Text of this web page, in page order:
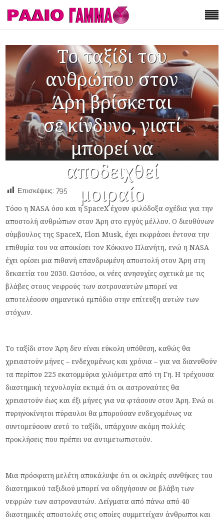
Το ταξίδι του
ανθρώπου στον
Άρη βρίσκεται
σε κίνδυνο, γιατί
μπορεί να
αποδειχθεί
μοιραίο
Επισκέψεις: 795
Τόσο η NASA όσο και η SpaceX έχουν φιλόδοξα σχέδια για την
αποστολή ανθρώπων στον Άρη στο εγγύς μέλλον. Ο διευθύνων
σύμβουλος της SpaceX, Elon Musk, έχει εκφράσει έντονα την
επιθυμία του να αποικίσει τον Κόκκινο Πλανήτη, ενώ η NASA
έχει ορίσει μια πιθανή επανδρωμένη αποστολή στον Άρη στη
δεκαετία του 2030. Ωστόσο, οι νέες ανησυχίες σχετικά με τις
βλάβες στους νεφρούς των αστροναυτών μπορεί να
αποτελέσουν σημαντικό εμπόδιο στην επίτευξη αυτών των
στόχων.
Το ταξίδι στον Άρη δεν είναι εύκολη υπόθεση, καθώς θα
χρειαστούν μήνες – ενδεχομένως και χρόνια – για να διανυθούν
τα περίπου 225 εκατομμύρια χιλιόμετρα από τη Γη. Η τρέχουσα
διαστημική τεχνολογία εκτιμά ότι οι αστροναύτες θα
χρειαστούν έως και έξι μήνες για να φτάσουν στον Άρη. Ενώ οι
πυρηνοκίνητοι πύραυλοι θα μπορούσαν ενδεχομένως να
συντομεύσουν αυτό το ταξίδι, υπάρχουν ακόμη πολλές
προκλήσεις που πρέπει να αντιμετωπιστούν.
Μια πρόσφατη μελέτη αποκάλυψε ότι οι σκληρές συνθήκες του
διαστημικού ταξιδιού μπορεί να οδηγήσουν σε βλάβη των
νεφρών των αστροναυτών. Δείγματα από πάνω από 40
διαστημικές αποστολές στις οποίες συμμετείχαν άνθρωποι και